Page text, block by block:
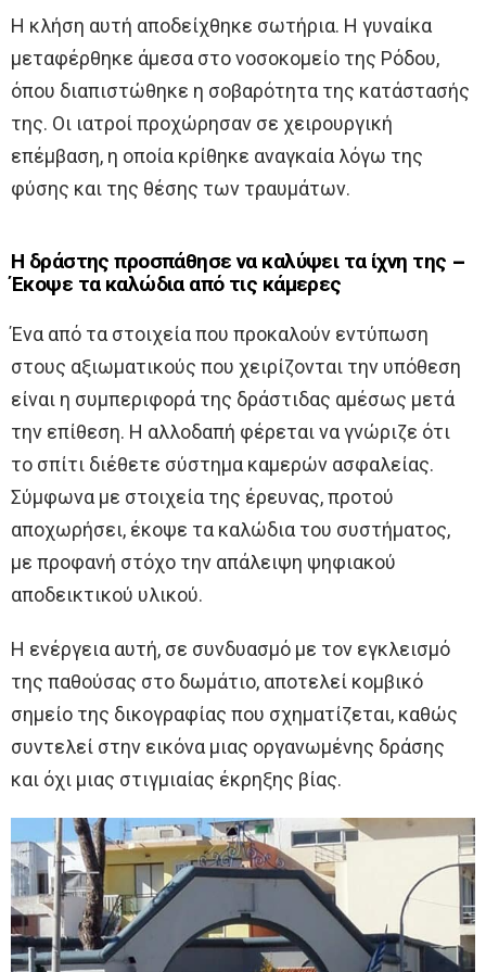
Η κλήση αυτή αποδείχθηκε σωτήρια. Η γυναίκα
μεταφέρθηκε άμεσα στο νοσοκομείο της Ρόδου,
όπου διαπιστώθηκε η σοβαρότητα της κατάστασής
της. Οι ιατροί προχώρησαν σε χειρουργική
επέμβαση, η οποία κρίθηκε αναγκαία λόγω της
φύσης και της θέσης των τραυμάτων.
Η δράστης προσπάθησε να καλύψει τα ίχνη της –
Έκοψε τα καλώδια από τις κάμερες
Ένα από τα στοιχεία που προκαλούν εντύπωση
στους αξιωματικούς που χειρίζονται την υπόθεση
είναι η συμπεριφορά της δράστιδας αμέσως μετά
την επίθεση. Η αλλοδαπή φέρεται να γνώριζε ότι
το σπίτι διέθετε σύστημα καμερών ασφαλείας.
Σύμφωνα με στοιχεία της έρευνας, προτού
αποχωρήσει, έκοψε τα καλώδια του συστήματος,
με προφανή στόχο την απάλειψη ψηφιακού
αποδεικτικού υλικού.
Η ενέργεια αυτή, σε συνδυασμό με τον εγκλεισμό
της παθούσας στο δωμάτιο, αποτελεί κομβικό
σημείο της δικογραφίας που σχηματίζεται, καθώς
συντελεί στην εικόνα μιας οργανωμένης δράσης
και όχι μιας στιγμιαίας έκρηξης βίας.